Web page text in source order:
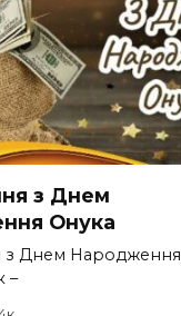
з Днем
Онука
з Днем Народження
–